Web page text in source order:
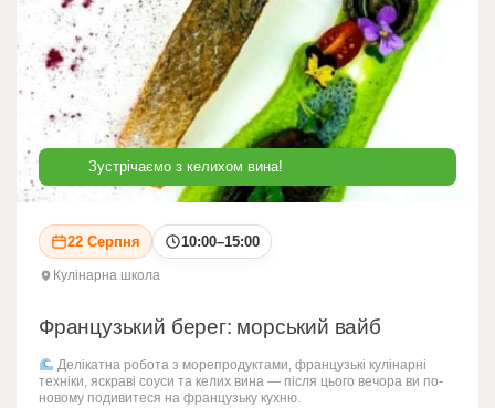
Зустрічаємо з келихом вина!
22 Серпня 10:00–15:00
Кулінарна школа
Французький берег: морський вайб
Делікатна робота з морепродуктами, французькі кулінарні
техніки, яскраві соуси та келих вина — після цього вечора ви по-
новому подивитеся на французьку кухню.